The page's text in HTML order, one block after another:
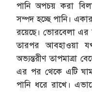
পানি অপচয় করা
সম্পদ হচ্ছে পানি।
রয়েছে। ভোরবেলা এর
তারপর আবহাওয়া
অভ্যন্তরীণ তাপমাত্রা
এর পর থেকে এটি
পানি ধরে রাখে।